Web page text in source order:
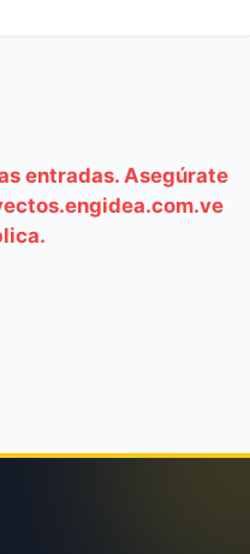
entradas. Asegúrate